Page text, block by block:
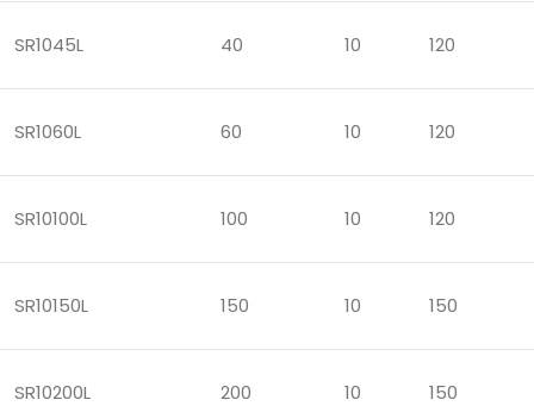
SR1045L 40 10 120
SR1060L 60 10 120
SR10100L 100 10 120
SR10150L 150 10 150
SR10200L 200 10 150